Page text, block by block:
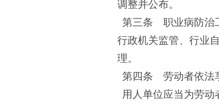
调整并公布。
第三条 职业病防治
行政机关监管、行业
理。
第四条 劳动者依法
用人单位应当为劳